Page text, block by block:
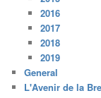
2016
2017
2018
2019
General
L'Avenir de la